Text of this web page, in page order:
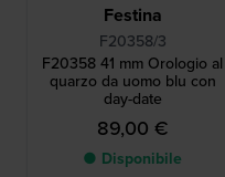
Festina
F20358/3
F20358 41 mm Orologio al
quarzo da uomo blu con
day-date
89,00 €
● Disponibile